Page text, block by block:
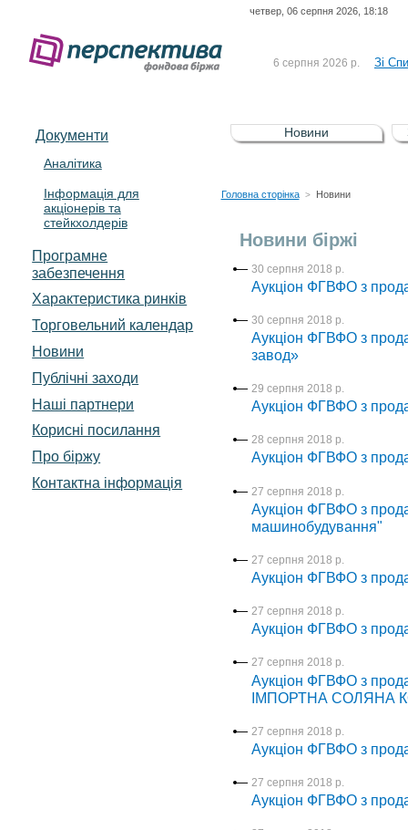
четвер, 06 серпня 2026, 18:18
6 серпня 2026 р. Зі
5 серпня 2026 р.
Зі
UA4000232607)
4 серпня 2026 р.
Документи
Аналітика
Інформація для
акціонерів та
стейкхолдерів
Програмне
забезпечення
Характеристика pинків
Торговельний календар
Новини
Публічні заходи
Наші партнери
Корисні посилання
Про біржу
Контактна інформація
Новини
Головна сторінка > Новини
Новини біржі
30 серпня 2018 р.
Аукціон ФГВФО з
30 серпня 2018 р.
Аукціон ФГВФО з
завод»
29 серпня 2018 р.
Аукціон ФГВФО з
28 серпня 2018 р.
Аукціон ФГВФО з
27 серпня 2018 р.
Аукціон ФГВФО з
машинобудування"
27 серпня 2018 р.
Аукціон ФГВФО з
27 серпня 2018 р.
Аукціон ФГВФО з
27 серпня 2018 р.
Аукціон ФГВФО з
ІМПОРТНА СОЛЯНА
27 серпня 2018 р.
Аукціон ФГВФО з
27 серпня 2018 р.
Аукціон ФГВФО з